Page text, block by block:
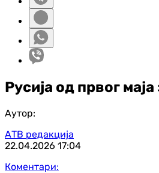
Русија од првог
Аутор:
АТВ редакција
22.04.2026 17:04
Коментари: